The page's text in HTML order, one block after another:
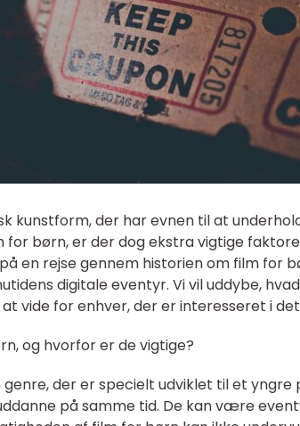
kunstform, der har evnen til at
børn, er der dog ekstra vigtige
en rejse gennem historien om film for
digitale eventyr. Vi vil uddybe,
vide for enhver, der er interesseret i
og hvorfor er de vigtige?
genre, der er specielt udviklet til et
på samme tid. De kan være